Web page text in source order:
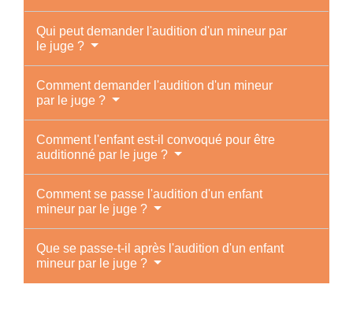
Qui peut demander l'audition d'un mineur par
le juge ?
Comment demander l'audition d'un mineur
par le juge ?
Comment l'enfant est-il convoqué pour être
auditionné par le juge ?
Comment se passe l'audition d'un enfant
mineur par le juge ?
Que se passe-t-il après l'audition d'un enfant
mineur par le juge ?